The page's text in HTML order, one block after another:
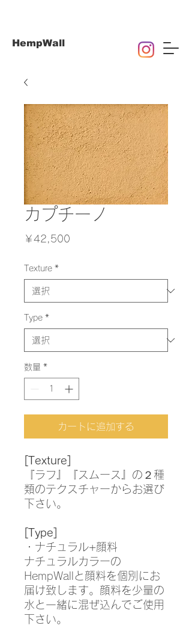
HempWall
カプチーノ
￥42,500
Texture *
Type *
数量 *
カートに追加する
[Texture]
『ラフ』『スムース』の２種
類のテクスチャーからお選び
下さい。
[Type]
・ナチュラル+顔料
ナチュラルカラーの
HempWallと顔料を個別にお
届け致します。顔料を少量の
水と一緒に混ぜ込んでご使用
下さい。